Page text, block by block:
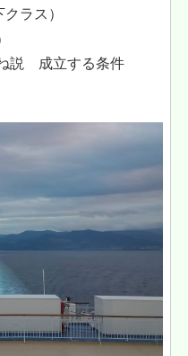
ラス）
説 成立する条件